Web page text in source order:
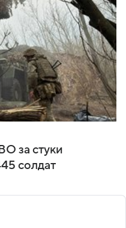
за стуки
солдат